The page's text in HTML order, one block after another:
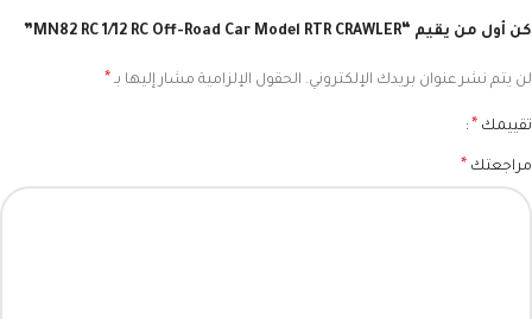
كن أول من يقيم “MN82 RC 1/12 RC Off-Road Car Model RTR CRAWLER”
لن يتم نشر عنوان بريدك الإلكتروني. الحقول الإلزامية مشار إليها بـ *
تقييمك *
مراجعتك *